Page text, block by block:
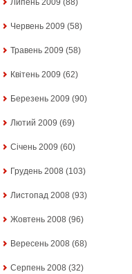
Липень 2009 (88)
Червень 2009 (58)
Травень 2009 (58)
Квітень 2009 (62)
Березень 2009 (90)
Лютий 2009 (69)
Січень 2009 (60)
Грудень 2008 (103)
Листопад 2008 (93)
Жовтень 2008 (96)
Вересень 2008 (68)
Серпень 2008 (32)